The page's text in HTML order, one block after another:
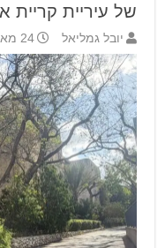
של עיריית קריית
יובל גמליאל 24 מאי 2026 12:49